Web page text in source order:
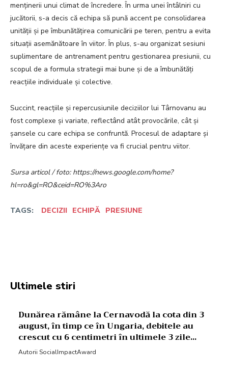
menținerii unui climat de încredere. În urma unei întâlniri cu
jucătorii, s-a decis că echipa să pună accent pe consolidarea
unității și pe îmbunătățirea comunicării pe teren, pentru a evita
situații asemănătoare în viitor. În plus, s-au organizat sesiuni
suplimentare de antrenament pentru gestionarea presiunii, cu
scopul de a formula strategii mai bune și de a îmbunătăți
reacțiile individuale și colective.
Succint, reacțiile și repercusiunile deciziilor lui Târnovanu au
fost complexe și variate, reflectând atât provocările, cât și
șansele cu care echipa se confruntă. Procesul de adaptare și
învățare din aceste experiențe va fi crucial pentru viitor.
Sursa articol / foto: https://news.google.com/home?
hl=ro&gl=RO&ceid=RO%3Aro
TAGS: DECIZII ECHIPĂ PRESIUNE
Ultimele stiri
Dunărea rămâne la Cernavodă la cota din 3
august, în timp ce în Ungaria, debitele au
crescut cu 6 centimetri în ultimele 3 zile...
Autorii SocialImpactAward